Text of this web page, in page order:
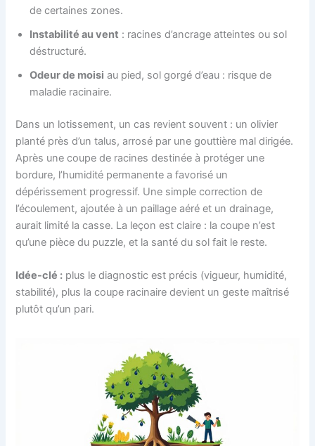
de certaines zones.
Instabilité au vent : racines d’ancrage atteintes ou sol
déstructuré.
Odeur de moisi au pied, sol gorgé d’eau : risque de
maladie racinaire.
Dans un lotissement, un cas revient souvent : un olivier
planté près d’un talus, arrosé par une gouttière mal dirigée.
Après une coupe de racines destinée à protéger une
bordure, l’humidité permanente a favorisé un
dépérissement progressif. Une simple correction de
l’écoulement, ajoutée à un paillage aéré et un drainage,
aurait limité la casse. La leçon est claire : la coupe n’est
qu’une pièce du puzzle, et la santé du sol fait le reste.
Idée-clé : plus le diagnostic est précis (vigueur, humidité,
stabilité), plus la coupe racinaire devient un geste maîtrisé
plutôt qu’un pari.